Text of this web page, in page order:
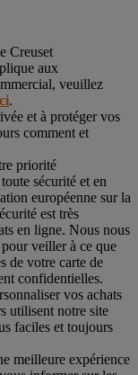
Creuset
aux
veuillez
.
et à protéger vos
comment et
priorité
sécurité et en
européenne sur la
est très
en ligne. Nous nous
veiller à ce que
de votre carte de
confidentielles.
vos achats
utilisent notre site
faciles et toujours
meilleure expérience